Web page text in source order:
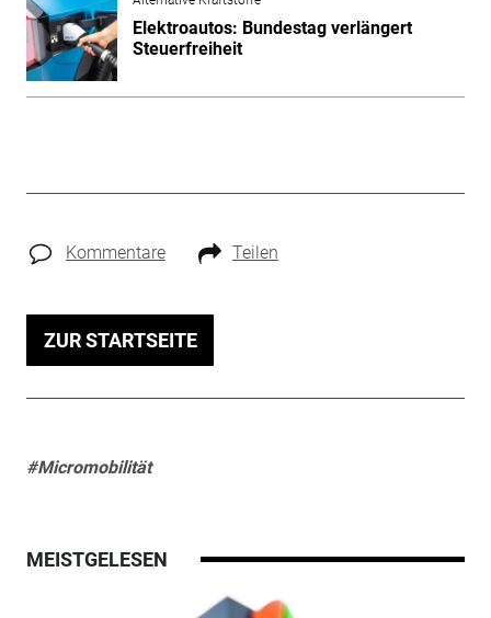
Elektroautos: Bundestag verlängert
Steuerfreiheit
Kommentare Teilen
ZUR STARTSEITE
#Micromobilität
MEISTGELESEN